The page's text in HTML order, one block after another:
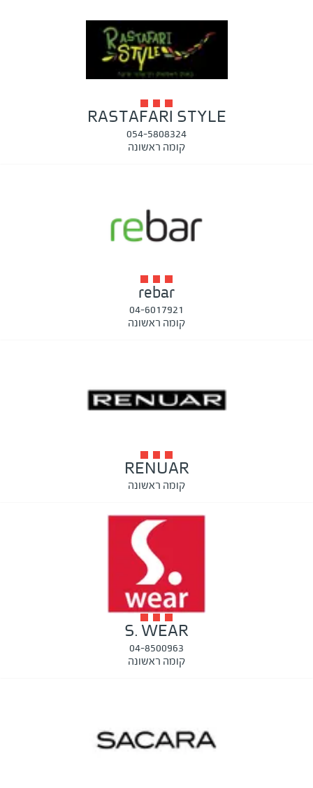
RASTAFARI STYLE
054-5808324
קומה ראשונה
rebar
04-6017921
קומה ראשונה
RENUAR
קומה ראשונה
S. WEAR
04-8500963
קומה ראשונה